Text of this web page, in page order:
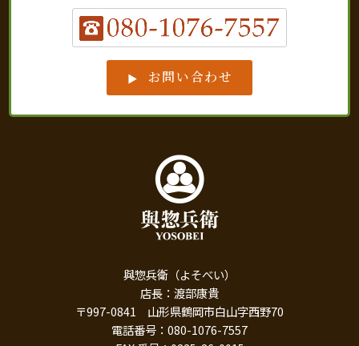
お問い合わせ
與惣兵衛（よそべい）
店長：渡部康貴
〒997-0841 山形県鶴岡市白山字西野70
電話番号：080-1076-7557